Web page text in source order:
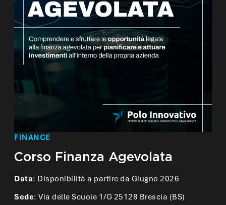
FINANCE
Corso Finanza Agevolata
Data: Disponibilità a partire da Giugno 2026
Sede: Via delle Scuole 1/G 25128 Brescia (BS)